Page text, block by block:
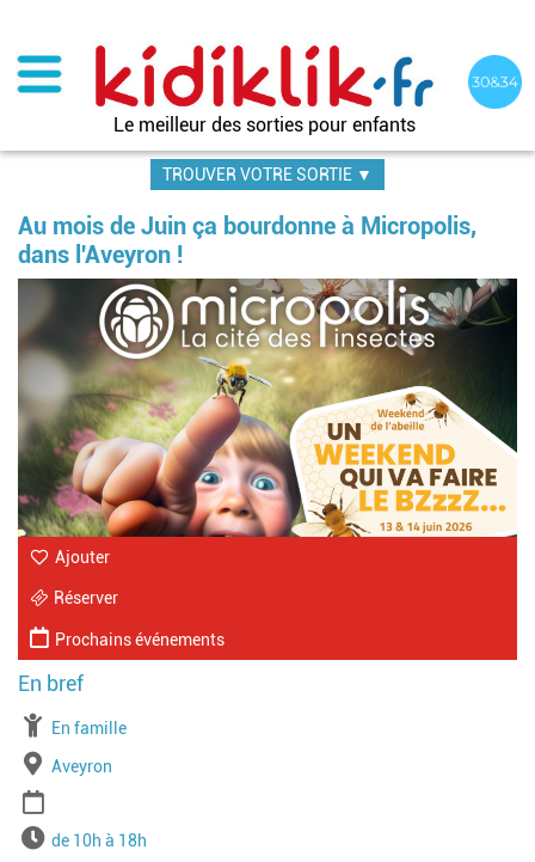
contenu
principal
Le meilleur des sorties pour enfants
TROUVER VOTRE SORTIE ▼
Au mois de Juin ça bourdonne à Micropolis,
dans l'Aveyron !
Ajouter
Réserver
Prochains événements
À partir de
En famille
Lieu
Aveyron
Horairesde 10h à 18h